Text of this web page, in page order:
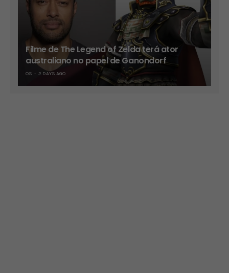
Filme de The Legend of Zelda terá ator
australiano no papel de Ganondorf
OS 2 DAYS AGO